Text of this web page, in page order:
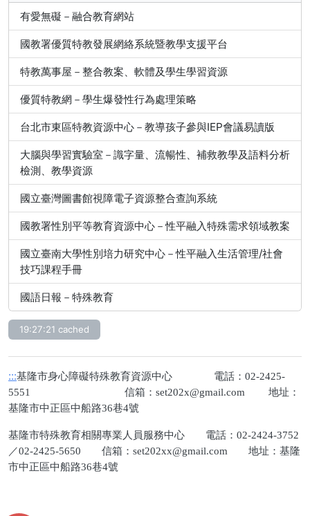
有愛無礙－融合教育網站
國教署優質特教發展網絡系統暨教學支援平台
特教萬事屋－整合教案、軟體及學生學習資源
優質特教網－學生爆發性行為處理策略
台北市東區特教資源中心－教導孩子參與IEP會議易讀版
大腦與學習實驗室－識字量、流暢性、補救教學及語料分析
檢測、教學資源
國立臺灣圖書館視障電子資源整合查詢系統
國教署性別平等教育資源中心－性平融入特殊需求領域教案
國立臺南大學性別培力研究中心－性平融入生活管理/社會
技巧課程手冊
國語日報－特殊教育
19:27:21 cached
:::基隆市身心障礙特殊教育資源中心 電話：02-2425-
5551 信箱： set202x@gmail.com 地址：
基隆市中正區中船路36巷4號
基隆市特殊教育相關專業人員服務中心 電話：02-2424-3752
／02-2425-5650 信箱： set202xx@gmail.com 地址：基隆
市中正區中船路36巷4號